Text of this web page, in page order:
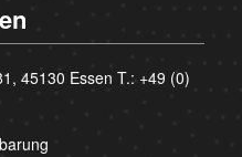
45130 Essen T.: +49 (0)